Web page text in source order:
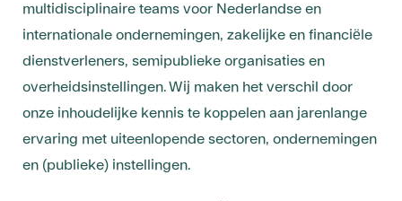
multidisciplinaire teams voor Nederlandse en
internationale ondernemingen, zakelijke en financiële
dienstverleners, semipublieke organisaties en
overheidsinstellingen. Wij maken het verschil door
onze inhoudelijke kennis te koppelen aan jarenlange
ervaring met uiteenlopende sectoren, ondernemingen
en (publieke) instellingen.